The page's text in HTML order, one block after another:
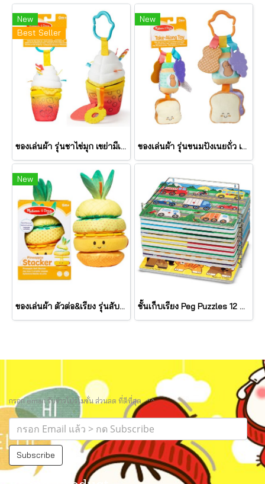
New
Best Seller
ของเล่นผ้า รุ่นชาไข่มุก เขย่ามีเสียง Bubble Tea Take Along Toy รุ่น 30744 ยี่ห้อ Melissa & Doug
New
ของเล่นผ้า รุ่นขนมปังเนยถั่ว เขย่ามีเสียง PB&J Take Along Toy รุ่น 30742 ยี่ห้อ Melissa & Doug
New
ของเล่นผ้า ตัวต่อ&เรียง รุ่นสับปะรด เขย่ามีเสียง Pineapple Stacker รุ่น 30743 ยี่ห้อ Melissa & Doug ชั้นเก็บเรียง Peg Puzzles 12 แผ่น Wire Puzzle-Storage Rack รุ่น 1018 ยี่ห้อ Melissa & Doug (นำเข้า USA)
กรอก email รับข่าวโปรโมชั่น ส่วนลด ที่ดีที่สุด.. ^^
Subscribe